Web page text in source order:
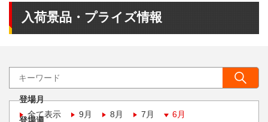
入荷景品・プライズ情報
登場月
全て表示
9月 8月 7月 6月